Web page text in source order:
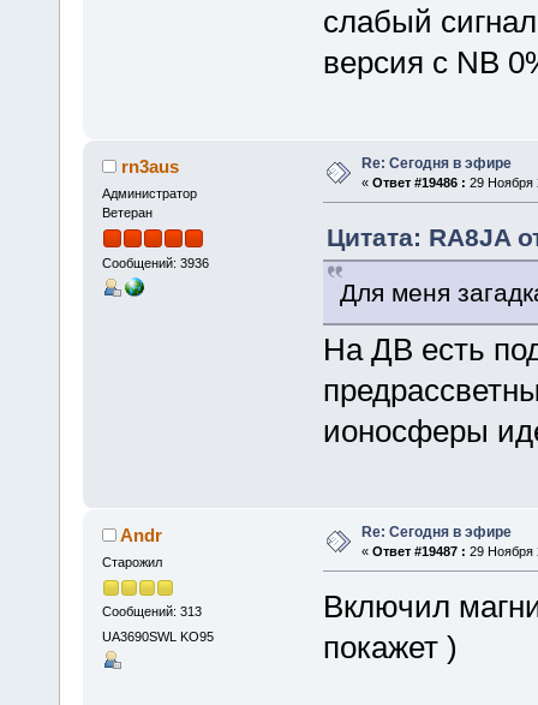
слабый
версия с NB
rn3aus
Администратор
Ветеран
Сообщений: 3936
Re: Сегодня в эфире
« Ответ #19486 : 29 Ноября
Цитата: RA8JA
Для меня
На ДВ есть
ионосферы
Andr
Старожил
Сообщений: 313
UA3690SWL KO95
Re: Сегодня в эфире
« Ответ #19487 : 29 Ноября
Включил
покажет )